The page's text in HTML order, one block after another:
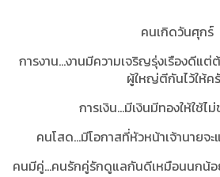
คนเกิดวันศุกร์
การงาน...งานมีความเจริญรุ่งเรืองดีแ
ผู้ใหญ่ตีกันไว้ให้ค
การเงิน...มีเงินมีทองให้ใช้ไ
คนโสด...มีโอกาสที่หัวหน้าเจ้านายจ
คนมีคู่...คนรักคู่รักดูแลกันดีเหมือนนกน้อ